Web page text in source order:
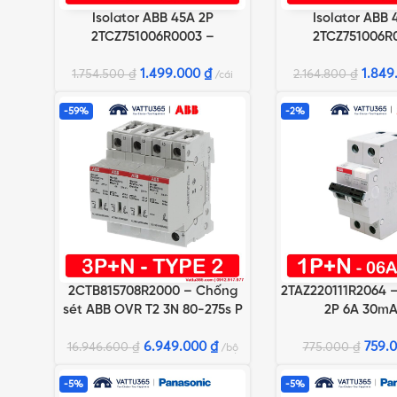
THÊM VÀO GIỎ HÀNG
Isolator ABB 45A 2P
2TCZ751006R0003 –
1.754.500₫ 1.499.000 ₫ cái
THÊM VÀO GIỎ
Isolator ABB
2.164.800₫
-59%
THÊM VÀO GIỎ HÀNG
2CTB815708R2000 – Chống
sét ABB OVR T2 3N 80-275s P
16.946.600₫ 6.949.000 ₫ bộ
-2%
THÊM VÀO GIỎ
2TAZ220111R2064
2P 6A
775.000₫
-5% -5%